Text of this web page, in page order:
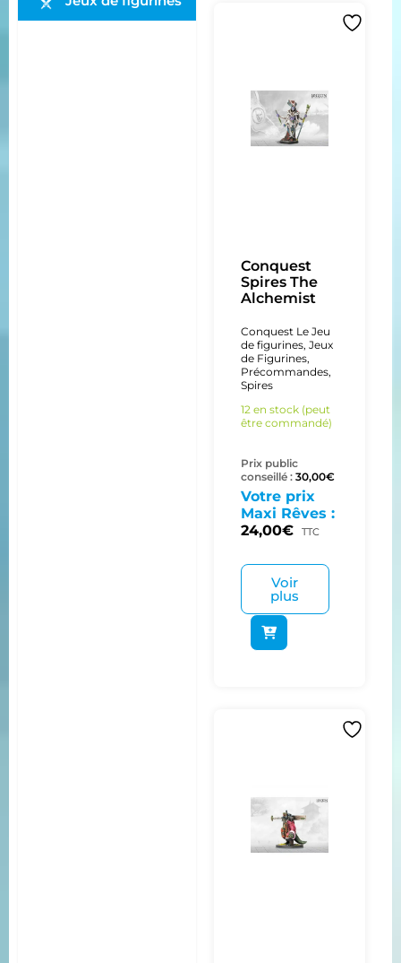
Conquest
Spires The
Alchemist
Conquest Le Jeu
de figurines, Jeux
de Figurines,
Précommandes,
Spires
12 en stock (peut
être commandé)
Prix public
conseillé : 30,00€
Votre prix
Maxi Rêves :
24,00€ TTC
Voir
plus